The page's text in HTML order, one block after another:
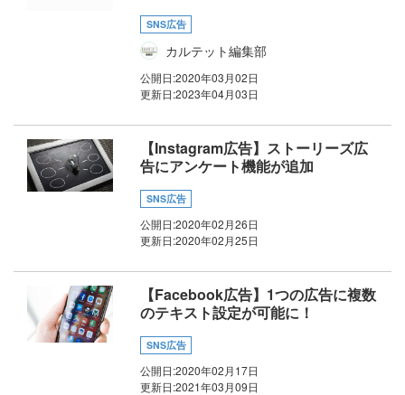
SNS広告
カルテット編集部
公開日:2020年03月02日
更新日:2023年04月03日
【Instagram広告】ストーリーズ広
告にアンケート機能が追加
SNS広告
公開日:2020年02月26日
更新日:2020年02月25日
【Facebook広告】1つの広告に複数
のテキスト設定が可能に！
SNS広告
公開日:2020年02月17日
更新日:2021年03月09日